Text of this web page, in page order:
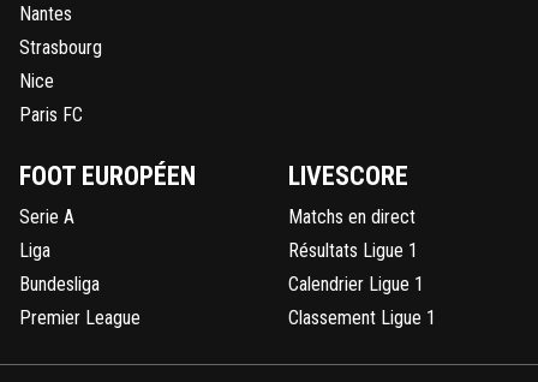
Nantes
Strasbourg
Nice
Paris FC
FOOT EUROPÉEN
Serie A
Liga
Bundesliga
Premier League
LIVESCORE
Matchs en direct
Résultats Ligue 1
Calendrier Ligue 1
Classement Ligue 1